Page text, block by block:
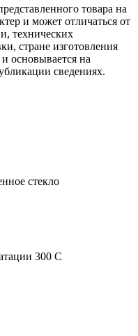
товара на
и может отличаться от
технических
стране изготовления
основывается на
сведениях.
стекло
300 С